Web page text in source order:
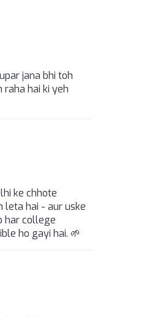
jana bhi toh
hai ki yeh
ke chhote
leta hai - aur uske
har college
ho gayi hai. 🌱